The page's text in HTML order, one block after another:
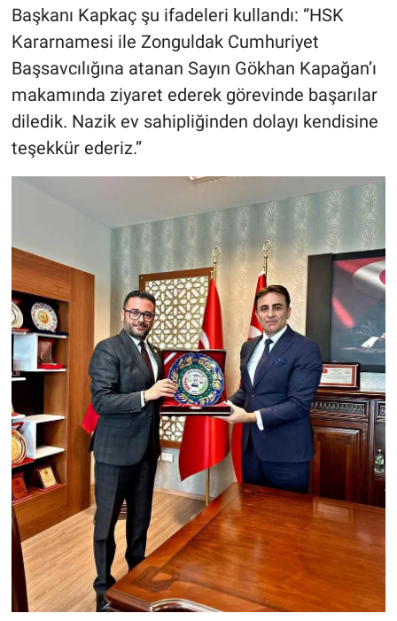
Başkanı Kapkaç şu ifadeleri kullandı: “HSK
Kararnamesi ile Zonguldak Cumhuriyet
Başsavcılığına atanan Sayın Gökhan Kapağan’ı
makamında ziyaret ederek görevinde başarılar
diledik. Nazik ev sahipliğinden dolayı kendisine
teşekkür ederiz.”